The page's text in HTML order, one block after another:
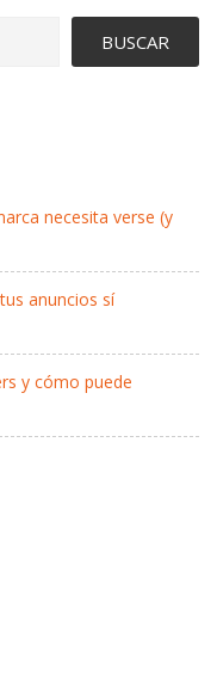
BUSCAR
necesita verse (y
anuncios sí
y cómo puede